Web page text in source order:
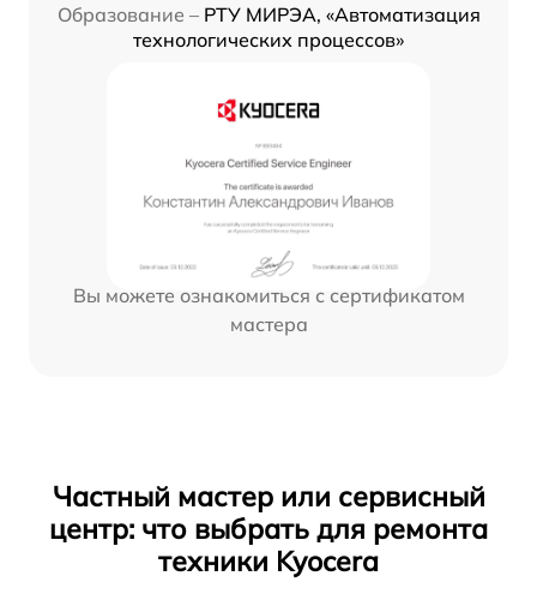
Образование – РТУ МИРЭА, «Автоматизация
технологических процессов»
Вы можете ознакомиться с сертификатом
мастера
Частный мастер или сервисный
центр: что выбрать для ремонта
техники Kyocera